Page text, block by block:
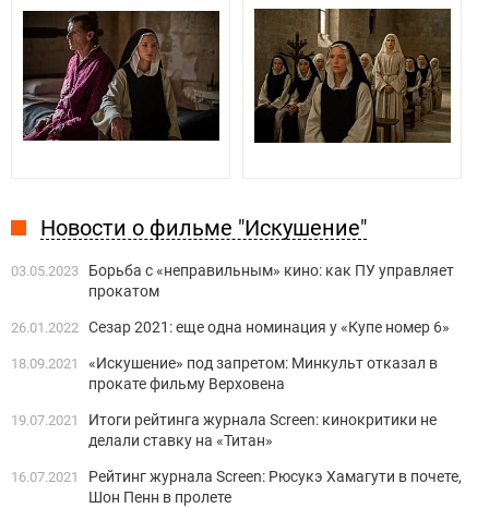
Новости о фильме "Искушение"
03.05.2023
Борьба с «неправильным» кино: как ПУ управляет
прокатом
26.01.2022 Сезар 2021: еще одна номинация у «Купе номер 6»
18.09.2021
«Искушение» под запретом: Минкульт отказал в
прокате фильму Верховена
19.07.2021
Итоги рейтинга журнала Screen: кинокритики не
делали ставку на «Титан»
16.07.2021
Рейтинг журнала Screen: Рюсукэ Хамагути в почете,
Шон Пенн в пролете